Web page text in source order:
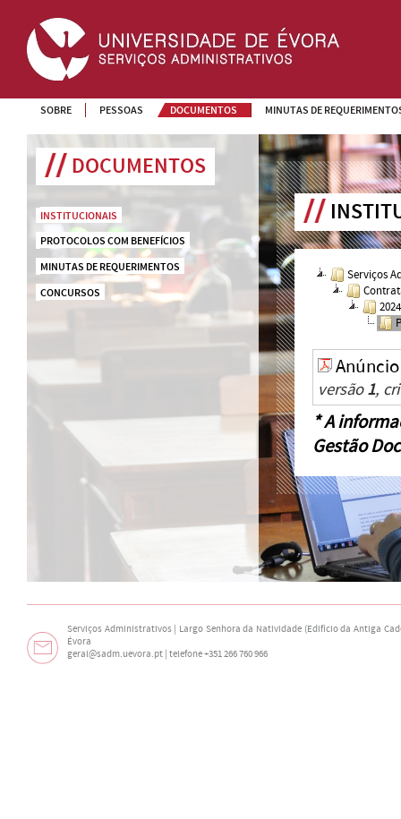
SOBRE PESSOAS DOCUMENTOS MINUTAS DE
DOCUMENTOS
INSTITUCIONAIS
PROTOCOLOS COM BENEFÍCIOS
MINUTAS DE REQUERIMENTOS
CONCURSOS
Serviços
2024
versão1,
* A
Gestão
Serviços Administrativos | Largo Senhora da Natividade (Edifício da Antiga
Évora
geral@sadm.uevora.pt | telefone +351 266 760 966